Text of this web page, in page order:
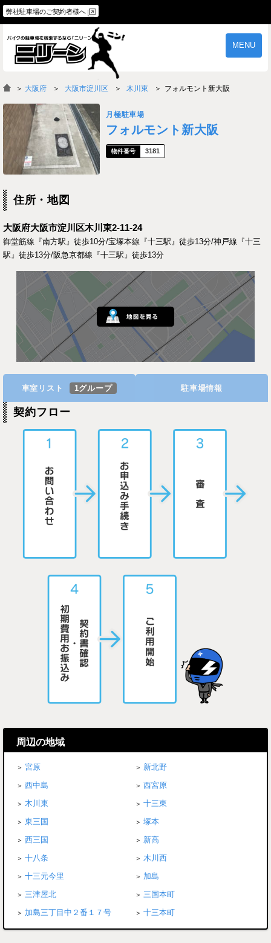
弊社駐車場のご契約者様へ
MENU
物件一覧 ご契約の流れ
よくあるご質問
＞ 大阪府 大阪市淀川区 木川東 フォルモント新大阪
月極駐車場
フォルモント新大阪
3181
住所・地図
大阪府大阪市淀川区木川東2-11-24
御堂筋線『南方駅』徒歩10分/宝塚本線『十三駅』徒歩13分/神戸線『十三
駅』徒歩13分/阪急京都線『十三駅』徒歩13分
車室リスト 1グループ 駐車場情報
契約フロー
周辺の地域
宮原
新北野
西中島
西宮原
木川東
十三東
東三国
塚本
西三国
新高
十八条
木川西
十三元今里
加島
三津屋北
三国本町
加島三丁目中２番１７号
十三本町